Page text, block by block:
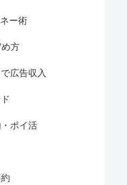
ー術
方
広告収入
ポイ活